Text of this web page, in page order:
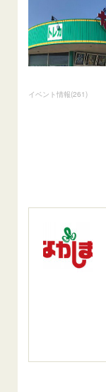
イベント情報(261)